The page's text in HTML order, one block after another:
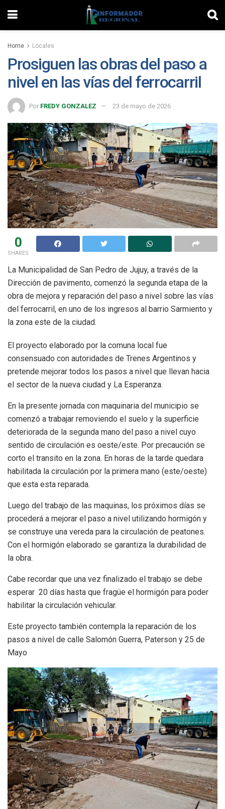
Home Locales
Prosiguen las obras del paso a
nivel en las vías del ferrocarril
Por FREDY GONZALEZ 23 de mayo de 2026
0
SHARES
La Municipalidad de San Pedro de Jujuy, a través de la
Dirección de pavimento, comenzó la segunda etapa de la
obra de mejora y reparación del paso a nivel sobre las vías
del ferrocarril, en uno de los ingresos al barrio Sarmiento y
la zona este de la ciudad.
El proyecto elaborado por la comuna local fue
consensuado con autoridades de Trenes Argentinos y
pretende mejorar todos los pasos a nivel que llevan hacia
el sector de la nueva ciudad y La Esperanza.
En la presente jornada con maquinaria del municipio se
comenzó a trabajar removiendo el suelo y la superficie
deteriorada de la segunda mano del paso a nivel cuyo
sentido de circulación es oeste/este. Por precaución se
corto el transito en la zona. En horas de la tarde quedara
habilitada la circulación por la primera mano (este/oeste)
que esta esta reparada.
Luego del trabajo de las maquinas, los próximos días se
procederá a mejorar el paso a nivel utilizando hormigón y
se construye una vereda para la circulación de peatones.
Con el hormigón elaborado se garantiza la durabilidad de
la obra.
Cabe recordar que una vez finalizado el trabajo se debe
esperar 20 días hasta que fragüe el hormigón para poder
habilitar la circulación vehicular.
Este proyecto también contempla la reparación de los
pasos a nivel de calle Salomón Guerra, Paterson y 25 de
Mayo